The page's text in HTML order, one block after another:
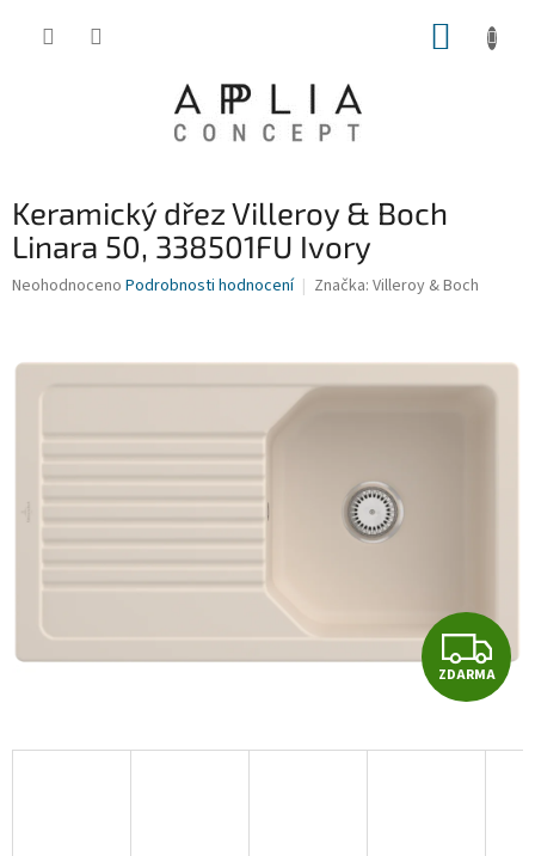
Keramický dřez Villeroy & Boch
Linara 50, 338501FU Ivory
Průměrné
hvězdiček.
Neohodnoceno Podrobnosti hodnocení Značka: Villeroy & Boch
Z
D
A
ZDARMA